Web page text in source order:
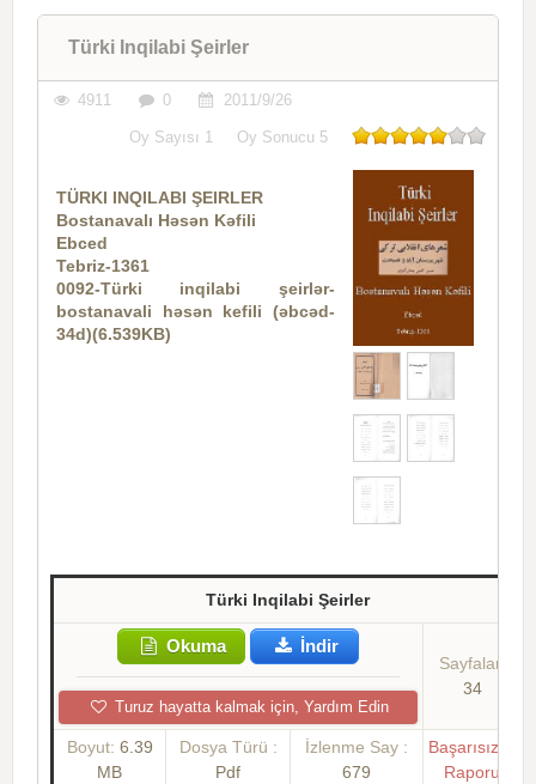
Türki Inqilabi Şeirler
4911 0 2011/9/26
Oy Sayısı 1 Oy Sonucu 5
TÜRKI INQILABI ŞEIRLER
Bostanavalı Həsən Kəfili
Ebced
Tebriz-1361
0092-Türki inqilabi şeirlər-
bostanavali həsən kefili (əbcəd-
34d)(6.539KB)
Türki Inqilabi Şeirler
Okuma İndir
Turuz hayatta kalmak için, Yardım Edin
Sayfalar:
34
Boyut: 6.39
MB
Dosya Türü :
Pdf
İzlenme Say :
679
Başarısızlık
Raporu